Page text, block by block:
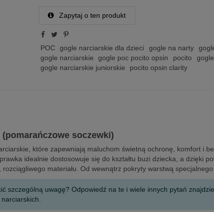
Zapytaj o ten produkt
POC gogle narciarskie dla dzieci gogle na narty
gogle narciarskie
gogle poc pocito opsin pocito
gogle narciarskie juniorskie
pocito opsin clarity
soczewki)
które zapewniają maluchom świetną ochronę, komfort i
idealnie dostosowuje się do kształtu buzi dziecka, a dzięki
materiału. Od wewnątrz pokryty warstwą
szczególną uwagę? Odpowiedź na te i wiele innych pytań